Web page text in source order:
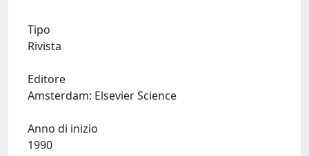
Tipo
Rivista
Editore
Anno di inizio